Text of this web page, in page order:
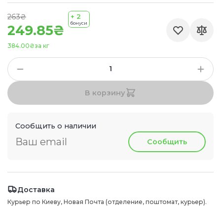
249.85₴
263₴
за кг
384.00₴
+ 2
бонуси
В корзину
Сообщить о наличии
Сообщить
Доставка
Курьер по Киеву, Новая Почта (отделение, поштомат, курьер).